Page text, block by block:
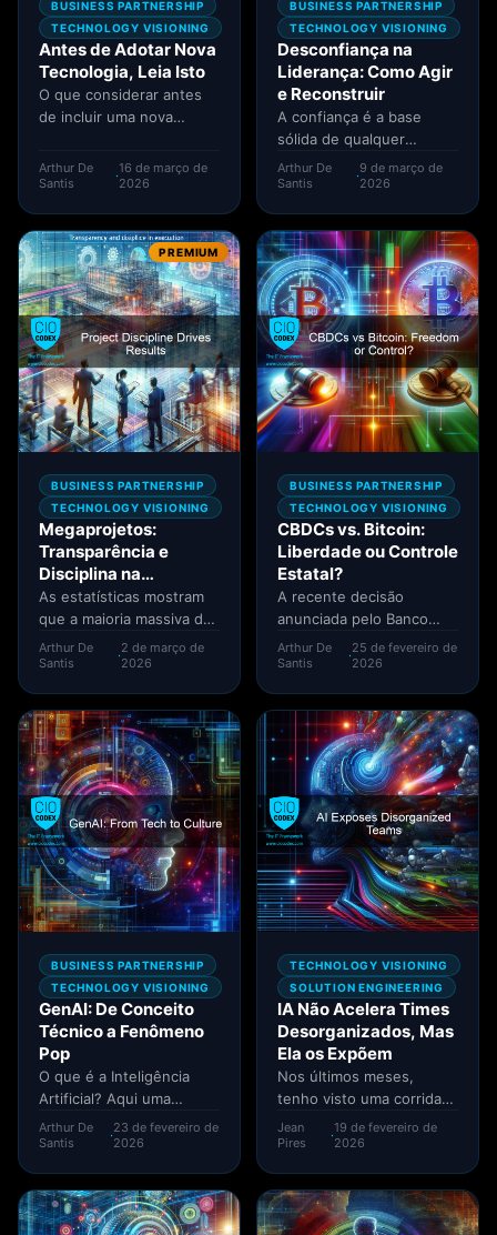
BUSINESS PARTNERSHIP
TECHNOLOGY VISIONING
Antes de Adotar Nova
Tecnologia, Leia Isto
O que considerar antes
de incluir uma nova
stack tecnológico da
organização? Me...
Arthur De
Santis
·16 de março de
2026
BUSINESS PARTNERSHIP
TECHNOLOGY VISIONING
Desconfiança na
Liderança: Como Agir
e Reconstruir
A confiança é a base
sólida de qualquer
relacionamento perene,
mas o que fazer quando
Arthur De
Santis
·9 de março de
2026
PREMIUM
BUSINESS PARTNERSHIP
TECHNOLOGY VISIONING
Megaprojetos:
Transparência e
Disciplina na
Execução
As estatísticas mostram
que a maioria massiva dos
projetos apresentam
algum desvio entre o
Arthur De
Santis
·2 de março de
2026
BUSINESS PARTNERSHIP
TECHNOLOGY VISIONING
CBDCs vs. Bitcoin:
Liberdade ou Controle
Estatal?
A recente decisão
anunciada pelo Banco
Central do Brasil (BCB) de
desligar
plataforma tecnológica...
Arthur De
Santis
·25 de fevereiro de
2026
BUSINESS PARTNERSHIP
TECHNOLOGY VISIONING
GenAI: De Conceito
Técnico a Fenômeno
Pop
O que é a Inteligência
Artificial? Aqui uma
pergunta há alguns anos
atrás era de certa...
Arthur De
Santis
·23 de fevereiro de
2026
TECHNOLOGY VISIONING
SOLUTION ENGINEERING
IA Não Acelera Times
Desorganizados, Mas
Ela os Expõem
Nos últimos meses,
tenho visto uma corrida
quase desesperada para
"acelerar times com IA".
Jean
Pires
·19 de fevereiro de
2026